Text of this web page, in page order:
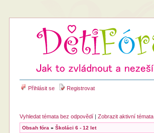
Přihlásit se Registrovat
Vyhledat témata bez odpovědí |Zobrazit aktivní témata
Obsah fóra »Školáci 6 - 12 let